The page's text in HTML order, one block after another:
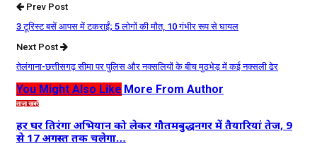
Prev Post
3 टूरिस्ट बसें आपस में टकराईं; 5 लोगों की मौत, 10 गंभीर रूप से घायल
Next Post
तेलंगाना-छत्तीसगढ़ सीमा पर पुलिस और नक्सलियों के बीच मुठभेड़ में कई नक्सली ढेर
You Might Also Like More From Author
ताज़ा खबरें
हर घर तिरंगा अभियान को लेकर गौतमबुद्धनगर में तैयारियां तेज, 9
से 17 अगस्त तक चलेगा…